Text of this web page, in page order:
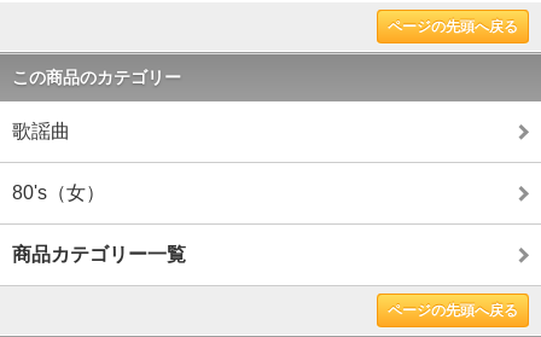
ページの先頭へ戻る
この商品のカテゴリー
歌謡曲
80's（女）
商品カテゴリー一覧
ページの先頭へ戻る